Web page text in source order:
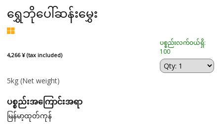
ရွှေဘိုပေါ်ဆန်းမွှေး
4,266 ¥ (tax included)
ပစ္စည်းလက်ဝယ်ရှိ:
100
5kg (Net weight)
ပစ္စည်းအကြောင်းအရာ
မြန်မာ့ထုတ်ကုန်